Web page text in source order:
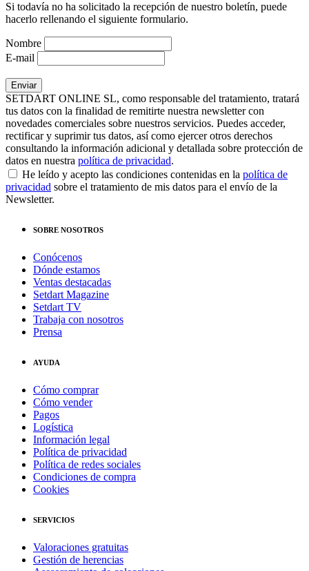
Si todavía no ha solicitado la recepción de nuestro boletín, puede
hacerlo rellenando el siguiente formulario.
Nombre
E-mail
SETDART ONLINE SL, como responsable del tratamiento, tratará
tus datos con la finalidad de remitirte nuestra newsletter con
novedades comerciales sobre nuestros servicios. Puedes acceder,
rectificar y suprimir tus datos, así como ejercer otros derechos
consultando la información adicional y detallada sobre protección de
datos en nuestra política de privacidad.
He leído y acepto las condiciones contenidas en la política de
privacidad sobre el tratamiento de mis datos para el envío de la
Newsletter.
SOBRE NOSOTROS
Conócenos
Dónde estamos
Ventas destacadas
Setdart Magazine
Setdart TV
Trabaja con nosotros
Prensa
AYUDA
Cómo comprar
Cómo vender
Pagos
Logística
Información legal
Política de privacidad
Política de redes sociales
Condiciones de compra
Cookies
SERVICIOS
Valoraciones gratuitas
Gestión de herencias